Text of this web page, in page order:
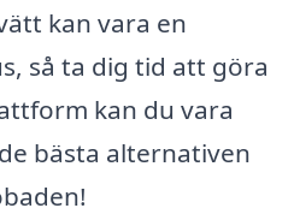
kan vara en
så ta dig tid att göra
kan du vara
bästa alternativen